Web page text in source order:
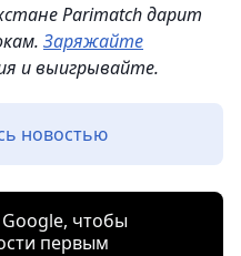
Parimatch дарит
Заряжайте
и выигрывайте.
новостью
чтобы
первым